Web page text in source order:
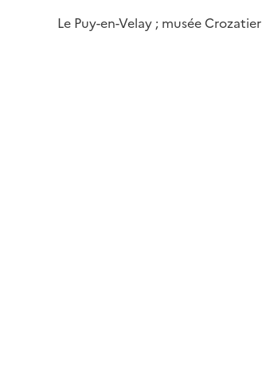
Le Puy-en-Velay ; musée Crozatier